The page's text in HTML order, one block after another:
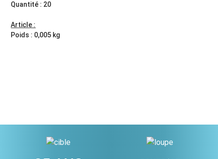
Quantité : 20
Article :
Poids : 0,005 kg